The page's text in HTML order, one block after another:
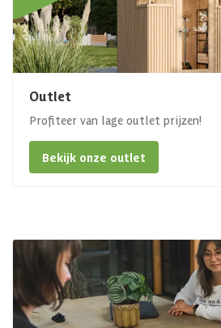
Outlet
Profiteer van lage outlet prijzen!
Bekijk onze outlet